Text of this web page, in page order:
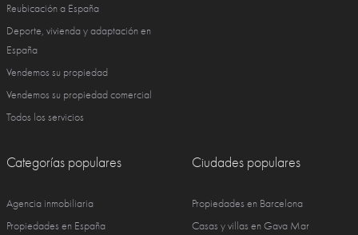
Reubicación a España
Deporte, vivienda y adaptación en
España
Vendemos su propiedad
Vendemos su propiedad comercial
Todos los servicios
Categorías populares
Agencia inmobiliaria
Propiedades en España
Ciudades populares
Propiedades en Barcelona
Casas y villas en Gava Mar